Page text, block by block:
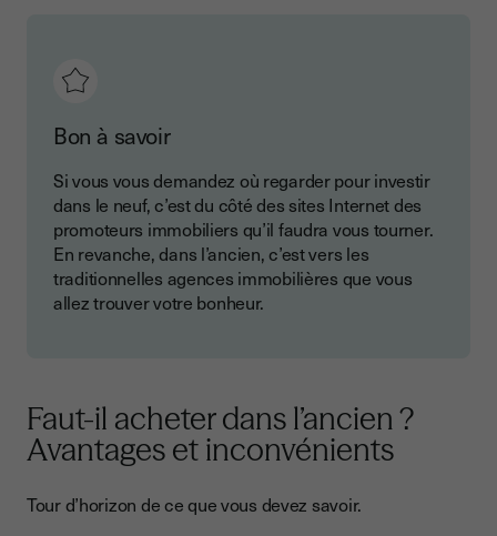
Bon à savoir
Si vous vous demandez où regarder pour investir
dans le neuf, c’est du côté des sites Internet des
promoteurs immobiliers qu’il faudra vous tourner.
En revanche, dans l’ancien, c’est vers les
traditionnelles agences immobilières que vous
allez trouver votre bonheur.
Faut-il acheter dans l’ancien ?
Avantages et inconvénients
Tour d’horizon de ce que vous devez savoir.